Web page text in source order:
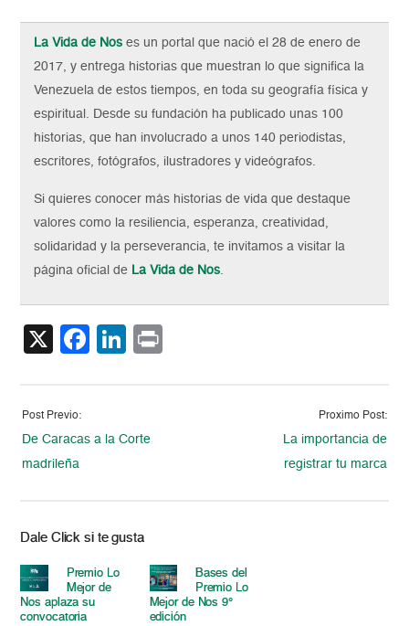
La Vida de Nos es un portal que nació el 28 de enero de
2017, y entrega historias que muestran lo que significa la
Venezuela de estos tiempos, en toda su geografía física y
espiritual. Desde su fundación ha publicado unas 100
historias, que han involucrado a unos 140 periodistas,
escritores, fotógrafos, ilustradores y videógrafos.
Si quieres conocer más historias de vida que destaque
valores como la resiliencia, esperanza, creatividad,
solidaridad y la perseverancia, te invitamos a visitar la
página oficial de La Vida de Nos.
X Facebook
LinkedIn
Post Previo:
De Caracas a la Corte
madrileña
Proximo Post:
La importancia de
registrar tu marca
Dale Click si te gusta
Premio Lo
Mejor de
Nos aplaza su
convocatoria
Bases del
Premio Lo
Mejor de Nos 9°
edición